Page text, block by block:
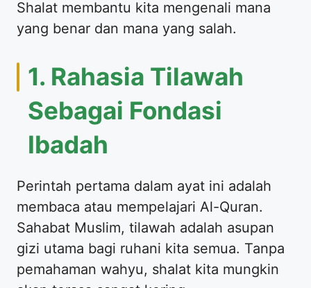
Shalat membantu kita mengenali mana
yang benar dan mana yang salah.
1. Rahasia Tilawah
Sebagai Fondasi
Ibadah
Perintah pertama dalam ayat ini adalah
membaca atau mempelajari Al-Quran.
Sahabat Muslim, tilawah adalah asupan
gizi utama bagi ruhani kita semua. Tanpa
pemahaman wahyu, shalat kita mungkin